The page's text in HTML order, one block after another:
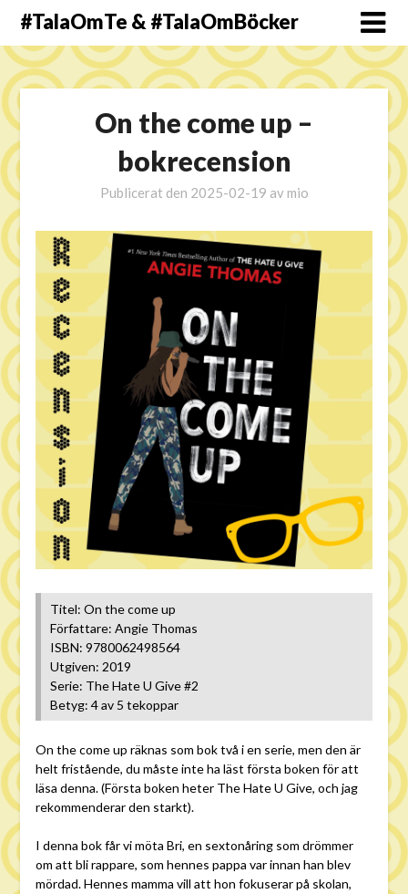
#TalaOmTe & #TalaOmBöcker
On the come up –
bokrecension
Publicerat den 2025-02-19 av mio
Titel: On the come up
Författare: Angie Thomas
ISBN: 9780062498564
Utgiven: 2019
Serie: The Hate U Give #2
Betyg: 4 av 5 tekoppar
On the come up räknas som bok två i en serie, men den är
helt fristående, du måste inte ha läst första boken för att
läsa denna. (Första boken heter The Hate U Give, och jag
rekommenderar den starkt).
I denna bok får vi möta Bri, en sextonåring som drömmer
om att bli rappare, som hennes pappa var innan han blev
mördad. Hennes mamma vill att hon fokuserar på skolan,